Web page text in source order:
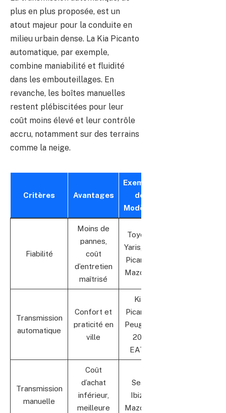
plus en plus proposée, est un
atout majeur pour la conduite en
milieu urbain dense. La Kia Picanto
automatique, par exemple,
combine maniabilité et fluidité
dans les embouteillages. En
revanche, les boîtes manuelles
restent plébiscitées pour leur
coût moins élevé et leur contrôle
accru, notamment sur des terrains
comme la neige.
Critères Avantages
Exemple
de
Modèles
Fiabilité
Moins de
pannes,
coût
d’entretien
maîtrisé
Toyota
Yaris, Kia
Picanto,
Mazda 2
Transmission
automatique
Confort et
praticité en
ville
Kia
Picanto,
Peugeot
208
EAT8
Transmission
manuelle
Coût
d’achat
inférieur,
meilleure
Seat
Ibiza,
Mazda 2